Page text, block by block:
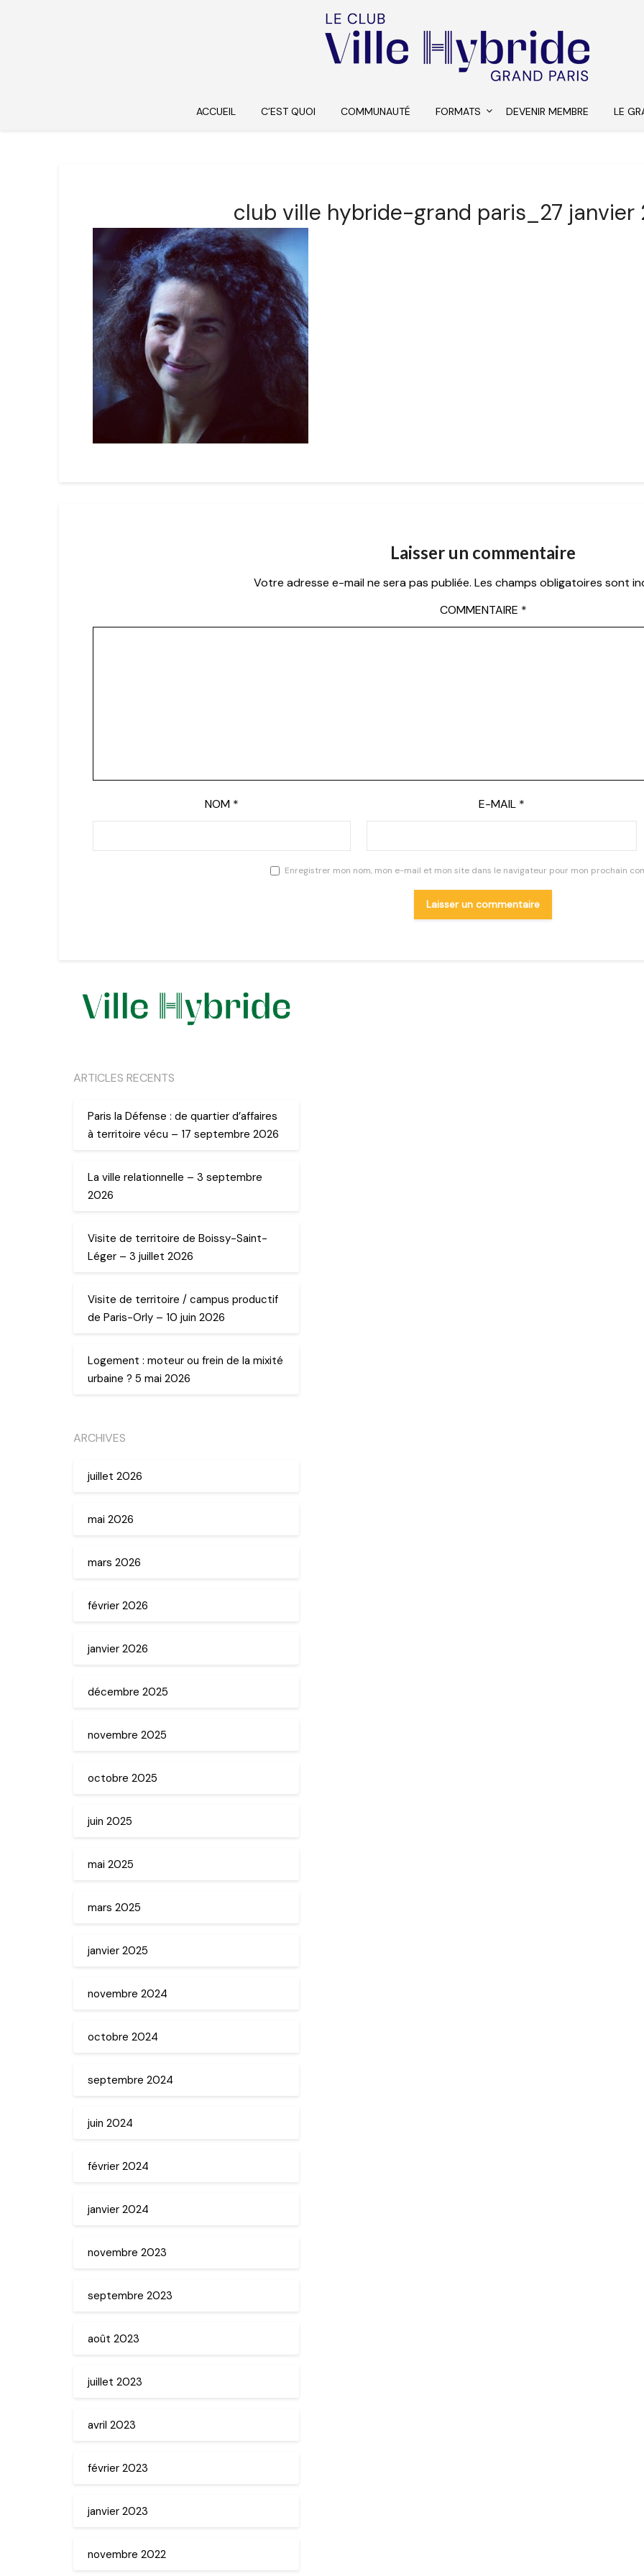
ACCUEIL C’EST QUOI COMMUNAUTÉ FORMATS DEVENIR MEMBRE LE
club ville hybride-grand paris_27 janvier
Laisser un commentaire
Votre adresse e-mail ne sera pas publiée. Les champs obligatoires sont
COMMENTAIRE *
NOM * E-MAIL *
Enregistrer mon nom, mon e-mail et mon site dans le navigateur pour mon prochain
ARTICLES RECENTS
Paris la Défense : de quartier d’affaires
à territoire vécu – 17 septembre 2026
La ville relationnelle – 3 septembre
2026
Visite de territoire de Boissy-Saint-
Léger – 3 juillet 2026
Visite de territoire / campus productif
de Paris-Orly – 10 juin 2026
Logement : moteur ou frein de la mixité
urbaine ? 5 mai 2026
ARCHIVES
juillet 2026
mai 2026
mars 2026
février 2026
janvier 2026
décembre 2025
novembre 2025
octobre 2025
juin 2025
mai 2025
mars 2025
janvier 2025
novembre 2024
octobre 2024
septembre 2024
juin 2024
février 2024
janvier 2024
novembre 2023
septembre 2023
août 2023
juillet 2023
avril 2023
février 2023
janvier 2023
novembre 2022